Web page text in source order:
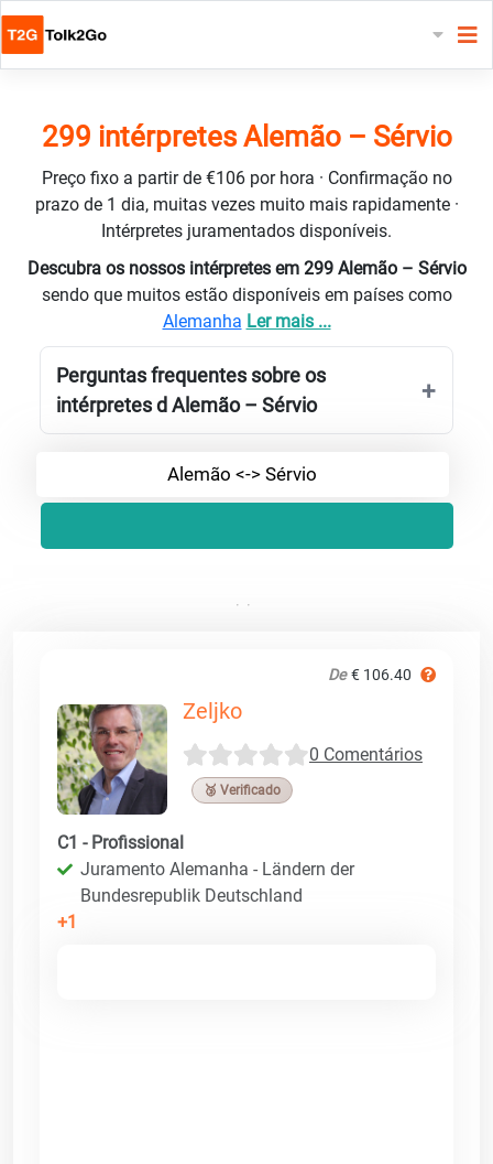
299 intérpretes Alemão – Sérvio
Preço fixo a partir de €106 por hora · Confirmação no
prazo de 1 dia, muitas vezes muito mais rapidamente ·
Intérpretes juramentados disponíveis.
Descubra os nossos intérpretes em 299 Alemão – Sérvio
sendo que muitos estão disponíveis em países como
Alemanha Ler mais ...
Perguntas frequentes sobre os
intérpretes d Alemão – Sérvio
Alemão <-> Sérvio
De € 106.40
Zeljko
0 Comentários
🥉 Verificado
C1 - Profissional
Juramento Alemanha - Ländern der
Bundesrepublik Deutschland
+1